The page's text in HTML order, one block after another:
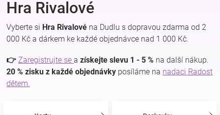
oblečení
Pokojíček
a
kojenecká
Hra Rivalové
Vyberte si Hra Rivalové na Dudlu s dopravou zdarma od 2
000 Kč a dárkem ke každé objednávce nad 1 000 Kč.
👉 Zaregistrujte se a získejte slevu 1 - 5 % na další nákup.
20 % zisku z každé objednávky posíláme na nadaci Radost
dětem.